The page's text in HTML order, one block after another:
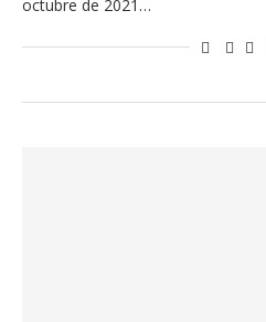
octubre de 2021…